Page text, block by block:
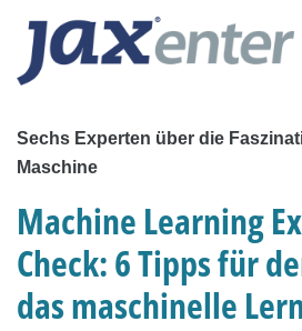
Sechs Experten über die
Maschine
Machine Learning
Check: 6 Tipps für
das maschinelle